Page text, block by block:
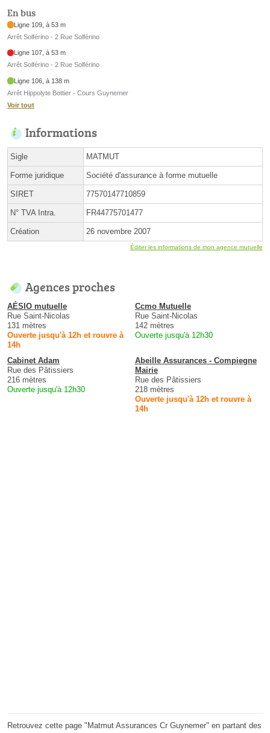
En bus
Ligne 109, à 53 m
Arrêt Solférino - 2 Rue Solférino
Ligne 107, à 53 m
Arrêt Solférino - 2 Rue Solférino
Ligne 106, à 138 m
Arrêt Hippolyte Bottier - Cours Guynemer
Voir tout
Informations
Sigle MATMUT
Forme juridique Société d'assurance à forme mutuelle
SIRET 77570147710859
N° TVA Intra. FR44775701477
Création 26 novembre 2007
Éditer les informations de mon agence mutuelle
Agences proches
AÉSIO mutuelle
Rue Saint-Nicolas
131 mètres
Ouverte jusqu'à 12h et rouvre à
14h
Ccmo Mutuelle
Rue Saint-Nicolas
142 mètres
Ouverte jusqu'à 12h30
Cabinet Adam
Rue des Pâtissiers
216 mètres
Ouverte jusqu'à 12h30
Abeille Assurances - Compiegne
Mairie
Rue des Pâtissiers
218 mètres
Ouverte jusqu'à 12h et rouvre à
14h
Retrouvez cette page "Matmut Assurances Cr Guynemer" en partant des